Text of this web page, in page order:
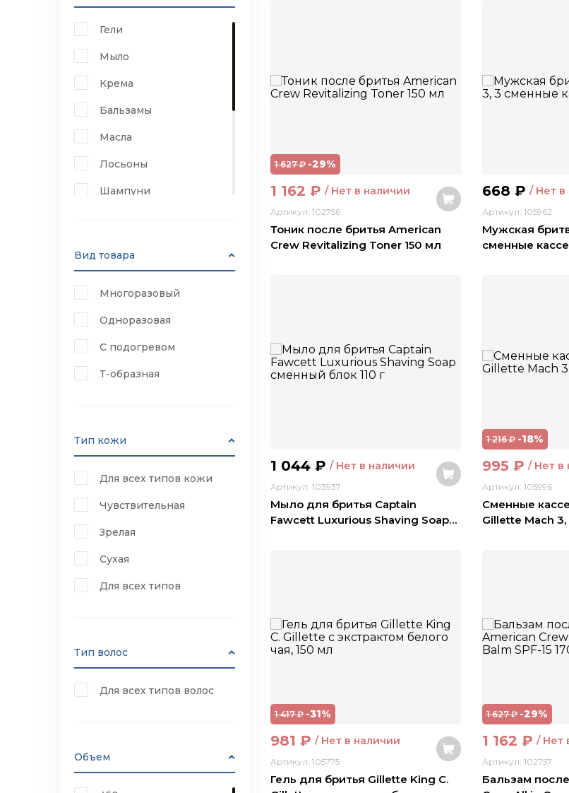
Гели
Мыло
Крема
Бальзамы
Масла
Лосьоны
Шампуни
Крем
Масло
Гель
Лосьон
Вид товара
Многоразовый
Одноразовая
С подогревом
Т-образная
Тип кожи
Для всех типов кожи
Чувствительная
Зрелая
Сухая
Для всех типов
Тип волос
Для всех типов волос
Объем
1 627₽ -29%
1 162 ₽ / Нет в наличии
Артикул: 102756
Тоник после бритья American
Crew Revitalizing Toner 150 мл
668 ₽ / Нет в
Артикул: 105962
Мужская
сменные
1 044 ₽ / Нет в наличии
Артикул: 103937
Мыло для бритья Captain
Fawcett Luxurious Shaving Soap…
1 216₽ -18%
995 ₽ / Нет в
Артикул: 105996
Сменные
Gillette Mach
1 417₽ -31%
981 ₽ / Нет в наличии
Артикул: 105775
Гель для бритья Gillette King C.
1 627₽ -29%
1 162 ₽ / Нет
Артикул: 102757
Бальзам